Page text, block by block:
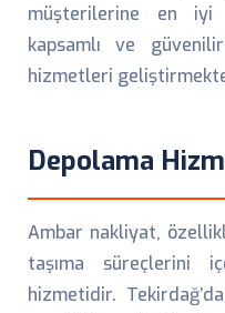
müşterilerine en iyi
kapsamlı ve
hizmetleri
Depolama
Ambar nakliyat,
taşıma süreçlerini
hizmetidir.